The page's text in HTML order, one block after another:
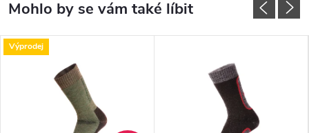
Výprodej